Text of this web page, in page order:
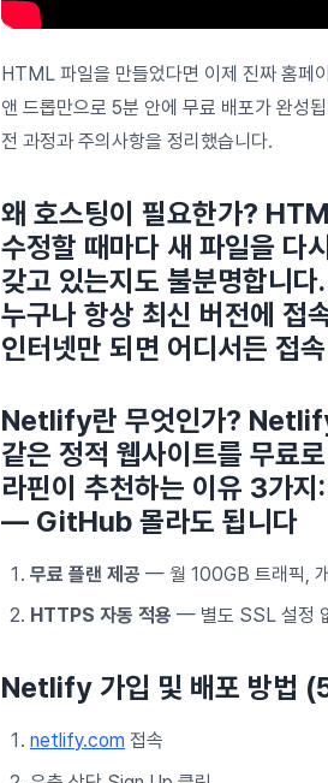
HTML 파일을 만들었다면 이제 진짜 홈페
앤 드롭만으로 5분 안에 무료 배포가 완성
전 과정과 주의사항을 정리했습니다.
왜 호스팅이 필요한가?
수정할 때마다 새 파일을 다
갖고 있는지도 불분명합니다.
누구나 항상 최신 버전에 접
인터넷만 되면 어디서든 접
Netlify란 무엇인가?
같은 정적 웹사이트를 무료
라핀이 추천하는 이유 3가지
— GitHub 몰라도 됩니다
무료 플랜 제공 — 월 100GB 트래픽,
HTTPS 자동 적용 — 별도 SSL 설정
Netlify 가입 및 배포 방법
netlify.com 접속